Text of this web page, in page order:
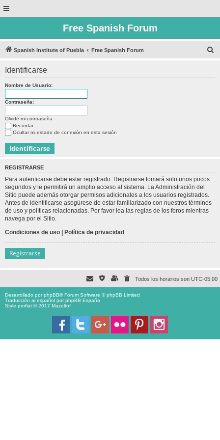
Free Spanish Forum
Spanish Institute of Puebla Free Spanish Forum
Identificarse
Nombre de Usuario:
Contraseña:
Olvidé mi contraseña
Recordar
Ocultar mi estado de conexión en esta sesión
REGISTRARSE
Para autenticarse debe estar registrado. Registrarse tomará solo unos pocos
segundos y le permitirá un amplio acceso al sistema. La Administración del
Sitio puede además otorgar permisos adicionales a los usuarios registrados.
Antes de identificarse asegúrese de estar familiarizado con nuestros términos
de uso y políticas relacionadas. Por favor lea las reglas de los foros mientras
navega por el Sitio.
Condiciones de uso | Política de privacidad
Registrarse
Todos los horarios son UTC-05:00
Desarrollado porphpBB® Forum Software © phpBB Limited
Traducción al español porphpBB España
Style proflat © 2017 Mazeltof